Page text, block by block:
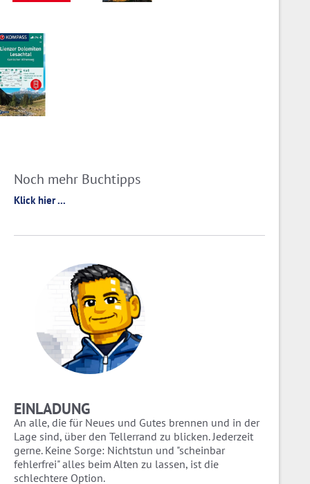
Noch mehr Buchtipps
Klick hier ...
EINLADUNG
An alle, die für Neues und Gutes brennen und in der
Lage sind, über den Tellerrand zu blicken. Jederzeit
gerne. Keine Sorge: Nichtstun und "scheinbar
fehlerfrei" alles beim Alten zu lassen, ist die
schlechtere Option.